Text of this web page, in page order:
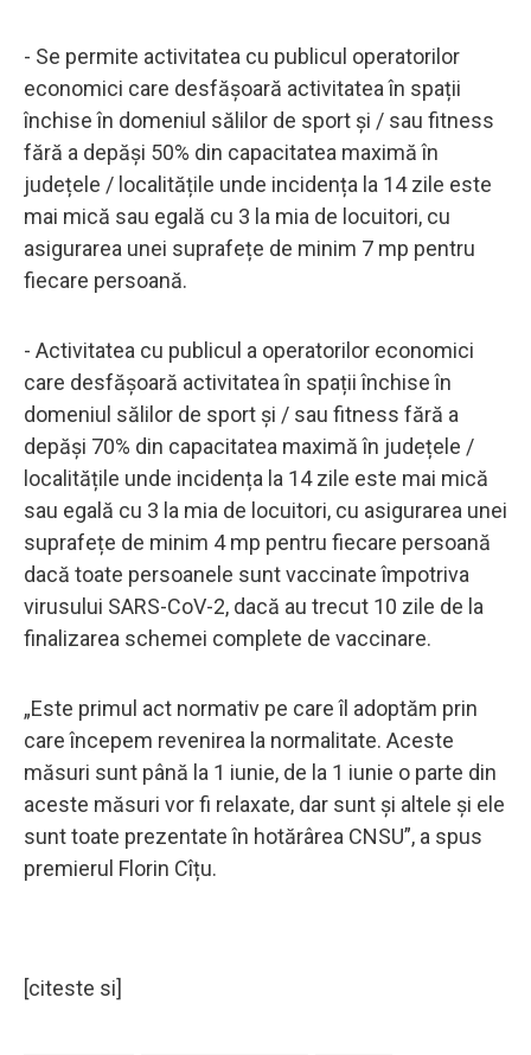
- Se permite activitatea cu publicul operatorilor
economici care desfășoară activitatea în spații
închise în domeniul sălilor de sport și / sau fitness
fără a depăși 50% din capacitatea maximă în
județele / localitățile unde incidența la 14 zile este
mai mică sau egală cu 3 la mia de locuitori, cu
asigurarea unei suprafețe de minim 7 mp pentru
fiecare persoană.
- Activitatea cu publicul a operatorilor economici
care desfășoară activitatea în spații închise în
domeniul sălilor de sport și / sau fitness fără a
depăși 70% din capacitatea maximă în județele /
localitățile unde incidența la 14 zile este mai mică
sau egală cu 3 la mia de locuitori, cu asigurarea unei
suprafețe de minim 4 mp pentru fiecare persoană
dacă toate persoanele sunt vaccinate împotriva
virusului SARS-CoV-2, dacă au trecut 10 zile de la
finalizarea schemei complete de vaccinare.
„Este primul act normativ pe care îl adoptăm prin
care începem revenirea la normalitate. Aceste
măsuri sunt până la 1 iunie, de la 1 iunie o parte din
aceste măsuri vor fi relaxate, dar sunt și altele și ele
sunt toate prezentate în hotărârea CNSU”, a spus
premierul Florin Cîțu.
[citeste si]